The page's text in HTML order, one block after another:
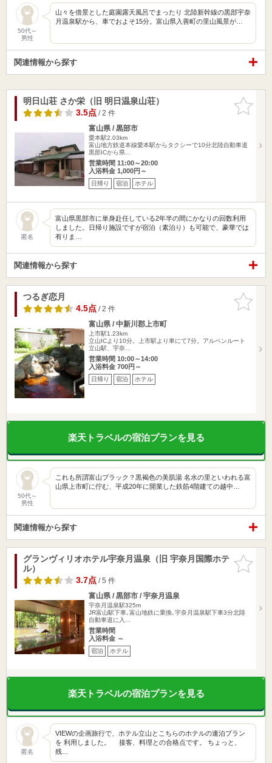
50代～
男性
山々を借景とした庭園露天風呂でまったり 北陸新幹線の黒部宇奈
月温泉駅から、車でおよそ15分。富山県入善町の里山風景が…
関連情報から探す
お気に入
りに追加
明日山荘 さか栄（旧 明日温泉山荘）
3.5点/ 2 件
富山県 / 黒部市
愛本駅2.03km
富山地方鉄道本線愛本駅からタクシーで10分北陸自動車道
黒部ICから県…
営業時間 11:00～20:00
入浴料金 1,000円～
日帰り 宿泊 ホテル
匿名
富山県黒部市に単身赴任している2年半の間にかなりの回数利用
しました。日帰り施設ですが宿泊（素泊り）も可能で、豪華では
有りま…
関連情報から探す
お気に入
りに追加
つるぎ恋月
4.5点/ 2 件
富山県 / 中新川郡上市町
上市駅1.23km
立山ICより10分。上市駅より車にて7分。アルペンルート
立山駅、宇奈…
営業時間 10:00～14:00
入浴料金 700円～
日帰り 宿泊 ホテル
楽天トラベルの宿泊プランを見る
50代～
男性
これも所謂富山ブラック？黒褐色の美肌湯 名水の里といわれる富
山県上市町に佇む、平成20年に開業した鉄筋4階建ての越中…
関連情報から探す
お気に入
りに追加
グランヴィリオホテル宇奈月温泉（旧 宇奈月国際ホテ
ル）
3.7点/ 5 件
富山県 / 黒部市 / 宇奈月温泉
宇奈月温泉駅325m
JR富山駅下車､富山地鉄に乗換､宇奈月温泉駅下車3分北陸
自動車道に入…
営業時間
入浴料金 ～
宿泊 ホテル
楽天トラベルの宿泊プランを見る
匿名
VIEWの企画旅行で、ホテル立山とこちらのホテルの連泊プラン
を 利用しました。 接客、料理との合格点です。 ちょっと、
残…